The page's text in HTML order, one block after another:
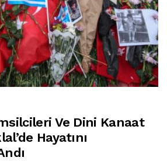
Ve Dini Kanaat
Hayatını